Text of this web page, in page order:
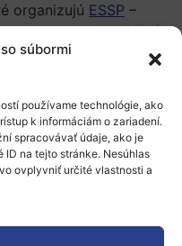
súbormi
používame technológie, ako
k informáciám o zariadení.
spracovávať údaje, ako je
ID na tejto stránke. Nesúhlas
ovplyvniť určité vlastnosti a
organizujú ESSP –
aEUSPA, bude zahŕňať
novej služby
môžu taktiež
na túto tému.
dozvedia o
ako aj o jeho stave
trhu, vrátane
komplexný prehľad o